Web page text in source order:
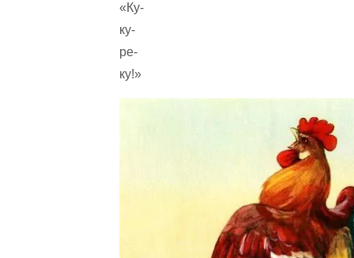
«Ку-
ку-
ре-
ку!»